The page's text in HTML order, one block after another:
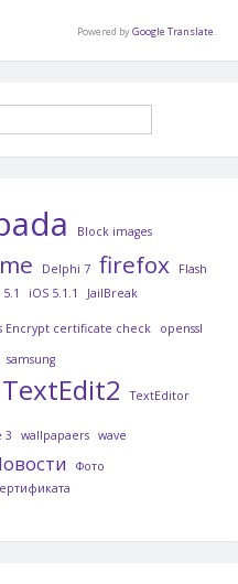
Powered byGoogle Translate.
Block images
Delphi 7 firefox
Flash
5.1 iOS 5.1.1 JailBreak
Encrypt certificate check
openssl
samsung
TextEdit2 TextEditor
3 wallpapaers wave
Фото